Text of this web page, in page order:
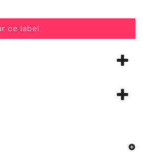
ce label.